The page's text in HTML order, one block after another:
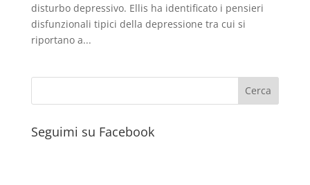
disturbo depressivo. Ellis ha identificato i pensieri
disfunzionali tipici della depressione tra cui si
riportano a...
Seguimi su Facebook